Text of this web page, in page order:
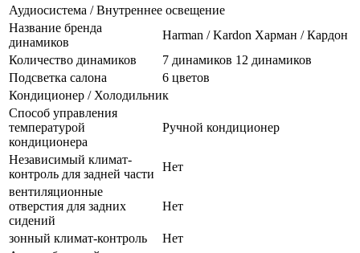
Аудиосистема / Внутреннее освещение
Название бренда
динамиков
Harman / Kardon Харман / Кардон
Количество динамиков
7 динамиков 12 динамиков
Подсветка салона
6 цветов
Кондиционер / Холодильник
Способ управления
температурой
кондиционера
Ручной кондиционер
Независимый климат-
контроль для задней части
Нет
вентиляционные
отверстия для задних
сидений
Нет
зонный климат-контроль
Нет